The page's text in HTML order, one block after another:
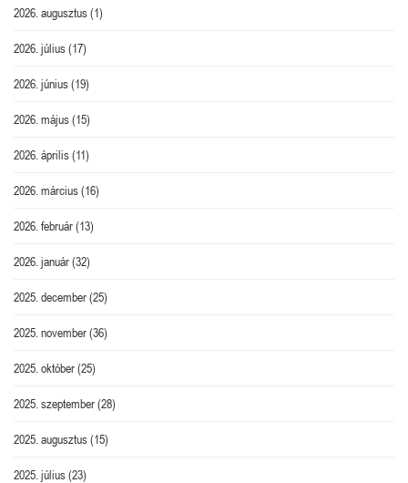
2026. augusztus(1)
2026. július(17)
2026. június(19)
2026. május(15)
2026. április(11)
2026. március(16)
2026. február(13)
2026. január(32)
2025. december(25)
2025. november(36)
2025. október(25)
2025. szeptember(28)
2025. augusztus(15)
2025. július(23)